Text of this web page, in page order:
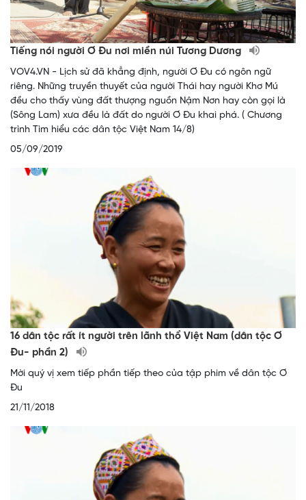
Tiếng nói người Ơ Đu nơi miền núi Tương Dương
VOV4.VN - Lịch sử đã khẳng định, người Ơ Đu có ngôn ngữ
riêng. Những truyền thuyết của người Thái hay người Khơ Mú
đều cho thấy vùng đất thượng nguồn Nậm Nơn hay còn gọi là
(Sông Lam) xưa đều là đất do người Ơ Đu khai phá. ( Chương
trình Tìm hiểu các dân tộc Việt Nam 14/8)
05/09/2019
16 dân tộc rất ít người trên lãnh thổ Việt Nam (dân tộc Ơ
Đu- phần 2)
Mời quý vị xem tiếp phần tiếp theo của tập phim về dân tộc Ơ
Đu
21/11/2018